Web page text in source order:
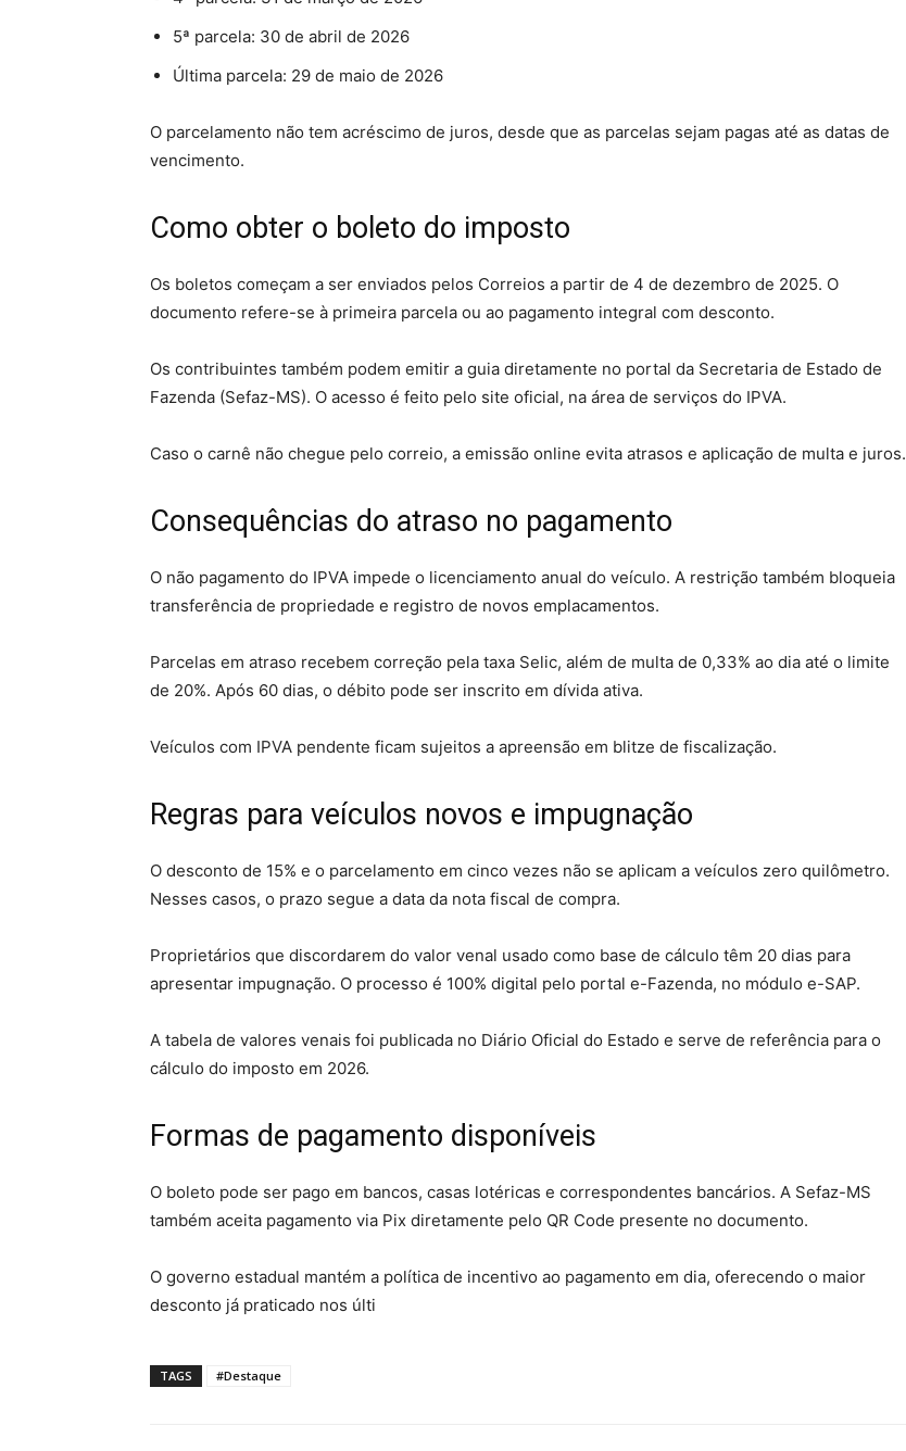
5ª parcela: 30 de abril de 2026
Última parcela: 29 de maio de 2026
O parcelamento não tem acréscimo de juros, desde que as parcelas sejam pagas até as datas de
vencimento.
Como obter o boleto do imposto
Os boletos começam a ser enviados pelos Correios a partir de 4 de dezembro de 2025. O
documento refere-se à primeira parcela ou ao pagamento integral com desconto.
Os contribuintes também podem emitir a guia diretamente no portal da Secretaria de Estado de
Fazenda (Sefaz-MS). O acesso é feito pelo site oficial, na área de serviços do IPVA.
Caso o carnê não chegue pelo correio, a emissão online evita atrasos e aplicação de multa e juros.
Consequências do atraso no pagamento
O não pagamento do IPVA impede o licenciamento anual do veículo. A restrição também bloqueia
transferência de propriedade e registro de novos emplacamentos.
Parcelas em atraso recebem correção pela taxa Selic, além de multa de 0,33% ao dia até o limite
de 20%. Após 60 dias, o débito pode ser inscrito em dívida ativa.
Veículos com IPVA pendente ficam sujeitos a apreensão em blitze de fiscalização.
Regras para veículos novos e impugnação
O desconto de 15% e o parcelamento em cinco vezes não se aplicam a veículos zero quilômetro.
Nesses casos, o prazo segue a data da nota fiscal de compra.
Proprietários que discordarem do valor venal usado como base de cálculo têm 20 dias para
apresentar impugnação. O processo é 100% digital pelo portal e-Fazenda, no módulo e-SAP.
A tabela de valores venais foi publicada no Diário Oficial do Estado e serve de referência para o
cálculo do imposto em 2026.
Formas de pagamento disponíveis
O boleto pode ser pago em bancos, casas lotéricas e correspondentes bancários. A Sefaz-MS
também aceita pagamento via Pix diretamente pelo QR Code presente no documento.
O governo estadual mantém a política de incentivo ao pagamento em dia, oferecendo o maior
desconto já praticado nos últi
TAGS #Destaque